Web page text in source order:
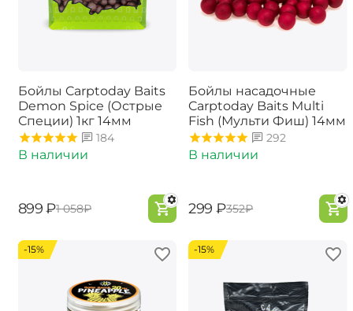
Бойлы Carptoday Baits
Demon Spice (Острые
Специи) 1кг 14мм
184
В наличии
‍899‍ ₽‍1 058‍₽
Бойлы насадочные
Carptoday Baits Multi
Fish (Мульти Фиш) 14мм
292
В наличии
‍299‍ ₽‍352‍₽
-15% -15%